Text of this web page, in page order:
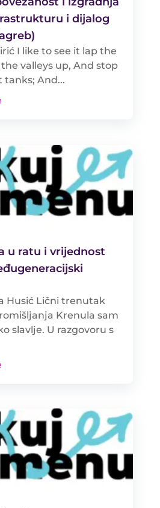
i dijalog
I like to see it lap the
valleys up, And stop
tanks; And...
u ratu i vrijednost
Husić Lični trenutak
Krenula sam
slavlje. U razgovoru s